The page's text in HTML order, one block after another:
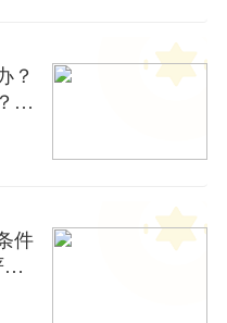
？
_
件